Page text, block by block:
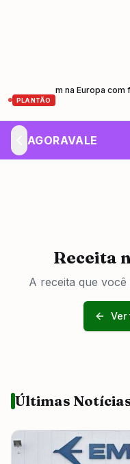
PLANTÃO
na Europa com foco
AGORAVALE
Receita
A receita que
Ver
Últimas